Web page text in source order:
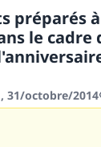
préparés
le cadre
31/octobre/2014